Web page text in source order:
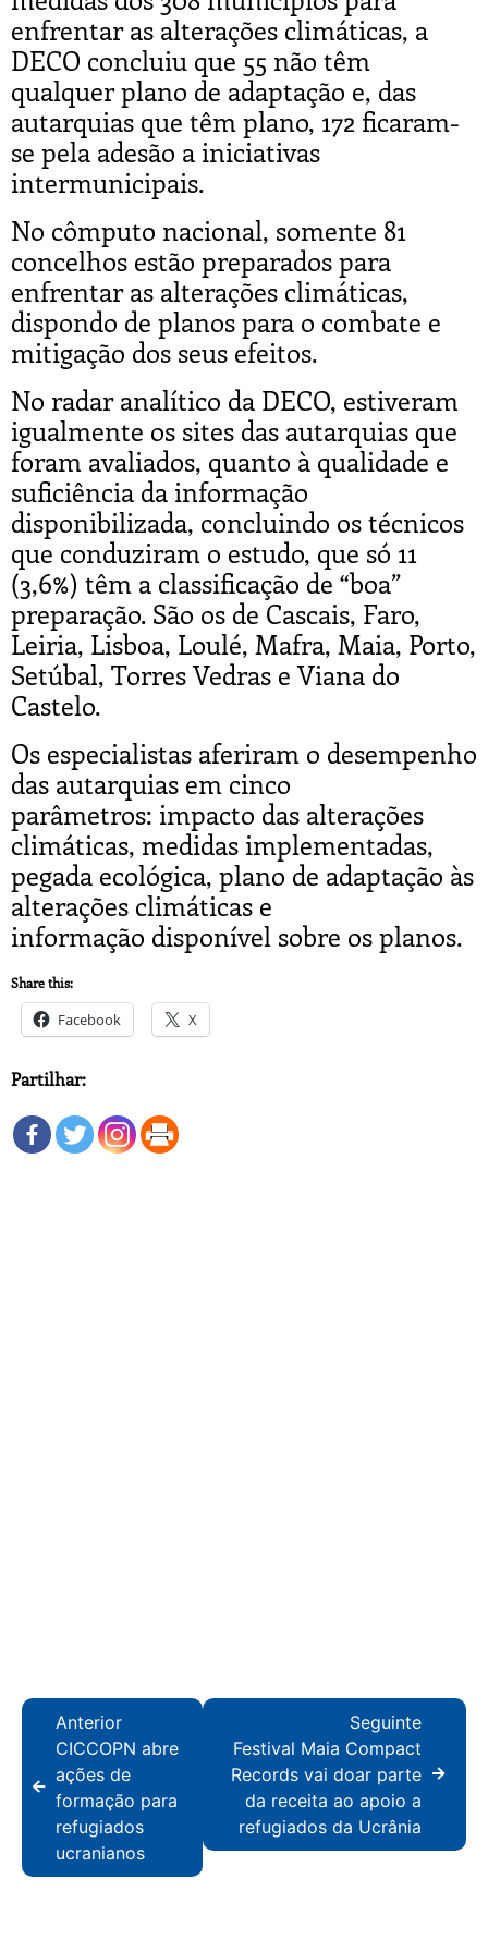
enfrentar as alterações climáticas, a
DECO concluiu que 55 não têm
qualquer plano de adaptação e, das
autarquias que têm plano, 172 ficaram-
se pela adesão a iniciativas
intermunicipais.
No cômputo nacional, somente 81
concelhos estão preparados para
enfrentar as alterações climáticas,
dispondo de planos para o combate e
mitigação dos seus efeitos.
No radar analítico da DECO, estiveram
igualmente os sites das autarquias que
foram avaliados, quanto à qualidade e
suficiência da informação
disponibilizada, concluindo os técnicos
que conduziram o estudo, que só 11
(3,6%) têm a classificação de “boa”
preparação. São os de Cascais, Faro,
Leiria, Lisboa, Loulé, Mafra, Maia, Porto,
Setúbal, Torres Vedras e Viana do
Castelo.
Os especialistas aferiram o desempenho
das autarquias em cinco
parâmetros: impacto das alterações
climáticas, medidas implementadas,
pegada ecológica, plano de adaptação às
alterações climáticas e
informação disponível sobre os planos.
Share this:
Facebook X
Partilhar:
Anterior
CICCOPN abre
ações de
formação para
refugiados
ucranianos
Seguinte
Festival Maia Compact
Records vai doar parte
da receita ao apoio a
refugiados da Ucrânia